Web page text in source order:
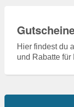
Hier findest du
und Rabatte für